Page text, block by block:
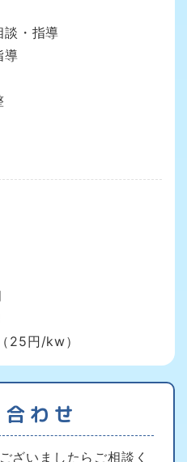
談・指導
導
円/kw）
わせ
ざいましたらご相談く